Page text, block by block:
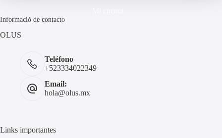
Informació de contacto
OLUS
Teléfono
+523334022349
Email:
hola@olus.mx
Links importantes